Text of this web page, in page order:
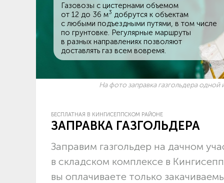
Газовозы с цистернами объемом
от 12 до 36 м3 добрутся к объектам
c любыми подъездными путями, в том числе
по грунтовке. Регулярные маршруты
в разных направлениях позволяют
доставлять газ всем вовремя.
На фото заправка газгольдера одной
БЕСПЛАТНАЯ В КИНГИСЕППСКОМ РАЙОНЕ
ЗАПРАВКА ГАЗГОЛЬДЕРА
Заправим газгольдер на дачном
в складском комплексе в
вы оплачиваете только